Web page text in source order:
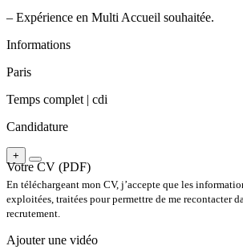
– Expérience en Multi Accueil souhaitée.
Informations
Paris
Temps complet | cdi
Candidature
Votre CV (PDF)
+
En téléchargeant mon CV, j’accepte que les
exploitées, traitées pour permettre de me recontacter
recrutement.
Ajouter une vidéo